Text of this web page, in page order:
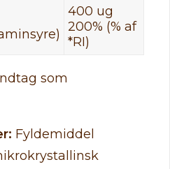
400 ug
200% (% af
*RI)
som
Fyldemiddel